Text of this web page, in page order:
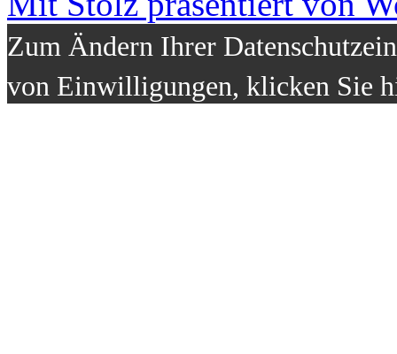
Zum Ändern Ihrer
von Einwilligungen, klicken Sie